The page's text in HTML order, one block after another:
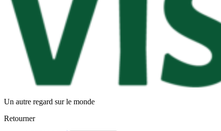
Un autre regard sur le monde
Retourner